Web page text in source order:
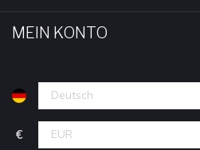
MEIN KONTO
€